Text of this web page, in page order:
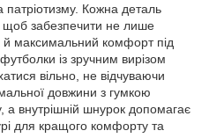
патріотизму. Кожна деталь
забезпечити не лише
й максимальний комфорт під
із зручним вирізом
вільно, не відчуваючи
довжини з гумкою
а внутрішній шнурок допомагає
для кращого комфорту та